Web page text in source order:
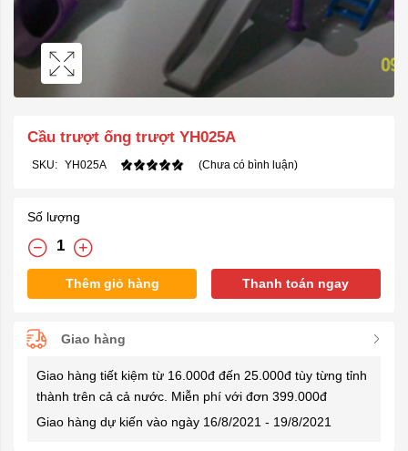
Cầu trượt ống trượt YH025A
SKU: YH025A (Chưa có bình luận)
Số lượng
Thêm giỏ hàng Thanh toán ngay
Giao hàng
Giao hàng tiết kiệm từ 16.000đ đến 25.000đ tùy từng tỉnh
thành trên cả cả nước. Miễn phí với đơn 399.000đ
Giao hàng dự kiến vào ngày 16/8/2021 - 19/8/2021